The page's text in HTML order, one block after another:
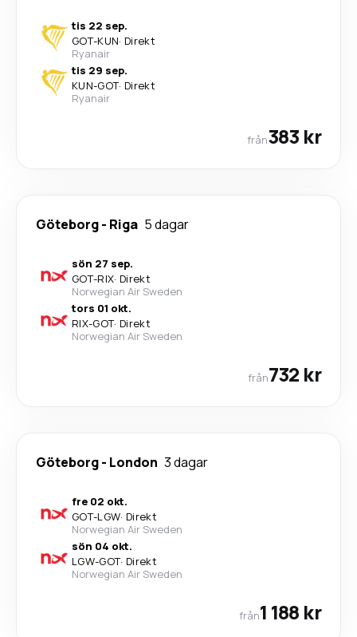
tis 22 sep.
GOT-KUN· Direkt
Ryanair
tis 29 sep.
KUN-GOT· Direkt
Ryanair
från383 kr
Göteborg- Riga 5 dagar
sön 27 sep.
GOT-RIX· Direkt
Norwegian Air Sweden
tors 01 okt.
RIX-GOT· Direkt
Norwegian Air Sweden
från732 kr
Göteborg- London 3 dagar
fre 02 okt.
GOT-LGW· Direkt
Norwegian Air Sweden
sön 04 okt.
LGW-GOT· Direkt
Norwegian Air Sweden
från1 188 kr